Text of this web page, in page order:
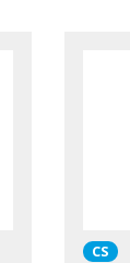
CS